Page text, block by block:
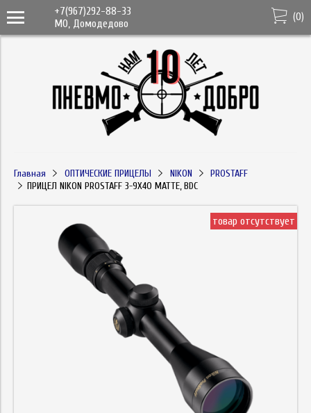
+7(967)292-88-33
МО, Домодедово
(0)
Главная ОПТИЧЕСКИЕ ПРИЦЕЛЫ NIKON
PROSTAFF
ПРИЦЕЛ NIKON PROSTAFF 3-9X40 MATTE, BDC
товар отсутствует